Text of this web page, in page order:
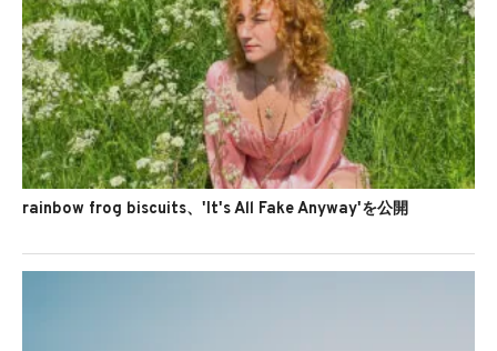
rainbow frog biscuits、'It's All Fake Anyway'を公開